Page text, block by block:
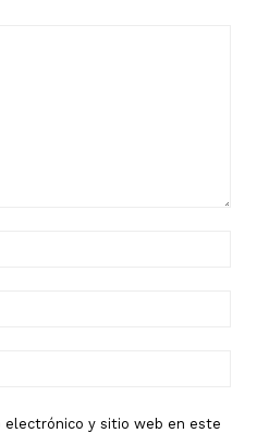
electrónico y sitio web en este